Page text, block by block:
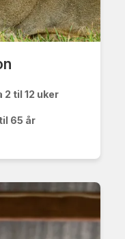
2 til 12 uker
65 år